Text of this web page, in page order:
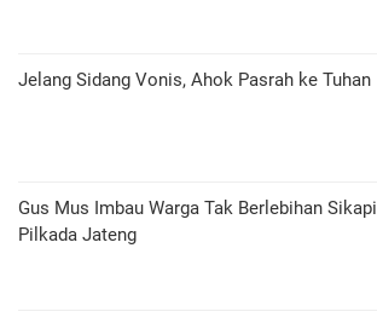
Jelang Sidang Vonis, Ahok Pasrah ke Tuhan
Gus Mus Imbau Warga Tak Berlebihan Sikapi
Pilkada Jateng